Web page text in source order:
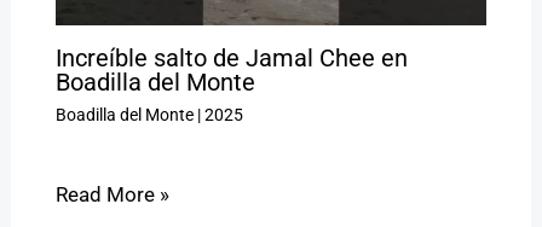
Increíble salto de Jamal Chee en
Boadilla del Monte
Boadilla del Monte|2025
Read More »